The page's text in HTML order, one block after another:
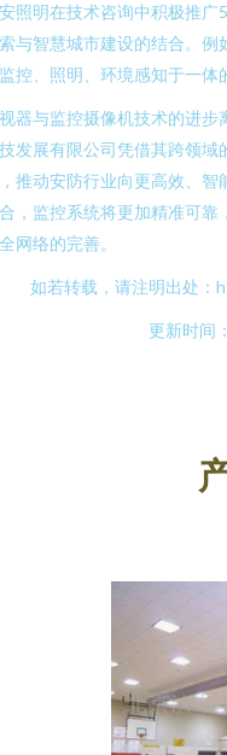
照明在技术咨询中积极推
与智慧城市建设的结合。
控、照明、环境感知于一体
器与监控摄像机技术的进
发展有限公司凭借其跨领
推动安防行业向更高效、
，监控系统将更加精准可
网络的完善。
如若转载，请注明出处
更新时间